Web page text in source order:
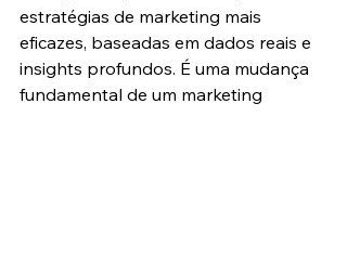
estratégias de marketing mais
eficazes, baseadas em dados reais e
insights profundos. É uma mudança
fundamental de um marketing